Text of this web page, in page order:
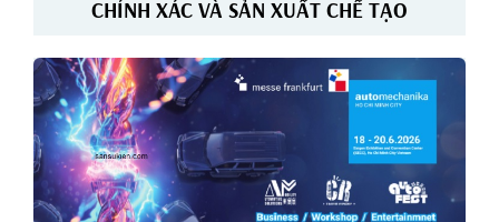
CHÍNH XÁC VÀ SẢN XUẤT CHẾ TẠO